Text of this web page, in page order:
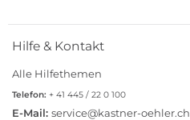
Hilfe & Kontakt
Alle Hilfethemen
Telefon: + 41 445 / 22 0 100
E-Mail: service@kastner-oehler.ch